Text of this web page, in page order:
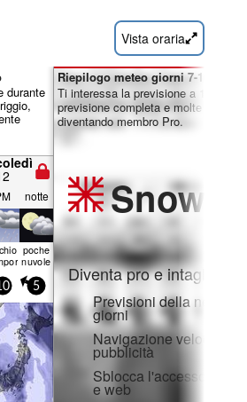
Vista oraria
durante
notte
poche
nuvole
5
Riepilogo meteo giorni 7-16:
Ti interessa la previsione a 16
previsione completa e molte altre
diventando membro Pro.
Snow
Diventa pro e intaglia:
Previsioni della neve
giorni
Navigazione veloce
pubblicità
Sblocca l'accesso
e web